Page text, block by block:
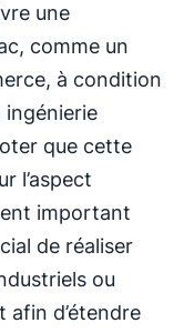
une
comme un
à condition
ingénierie
que cette
l’aspect
important
de réaliser
ou
afin d’étendre